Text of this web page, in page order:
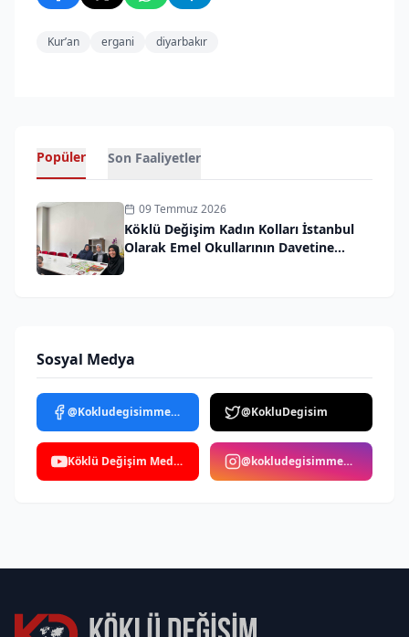
Kur’an ergani diyarbakır
Popüler Son Faaliyetler
09 Temmuz 2026
Köklü Değişim Kadın Kolları İstanbul
Olarak Emel Okullarının Davetine
Sosyal Medya
@Kokludegisimmedya @KokluDegisim
Köklü Değişim Medya @kokludegisimmedya